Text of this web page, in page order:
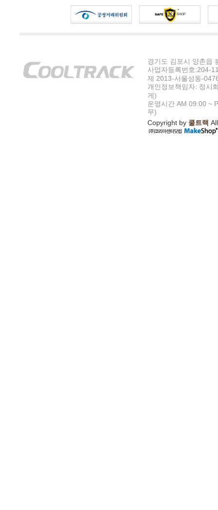
경기도 김포시 양촌읍
사업자등록번호:204-
제 2013-서울성동-
개인정보책임자: 정시
게)
운영시간 AM 09:00 ~
무)
Copyright by 쿨트랙